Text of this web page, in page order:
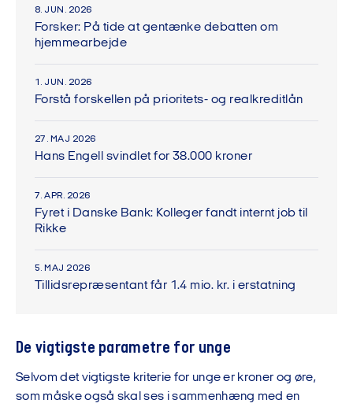
8. JUN. 2026
Forsker: På tide at gentænke debatten om
hjemmearbejde
1. JUN. 2026
Forstå forskellen på prioritets- og realkreditlån
27. MAJ 2026
Hans Engell svindlet for 38.000 kroner
7. APR. 2026
Fyret i Danske Bank: Kolleger fandt internt job til
Rikke
5. MAJ 2026
Tillidsrepræsentant får 1.4 mio. kr. i erstatning
De vigtigste parametre for unge
Selvom det vigtigste kriterie for unge er kroner og øre,
som måske også skal ses i sammenhæng med en